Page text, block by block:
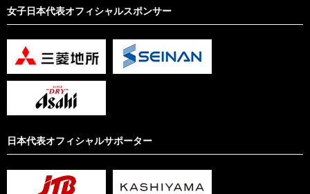
女子日本代表オフィシャルスポンサー
日本代表オフィシャルサポーター